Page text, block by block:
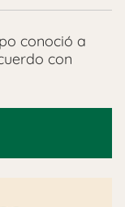
conoció a
con